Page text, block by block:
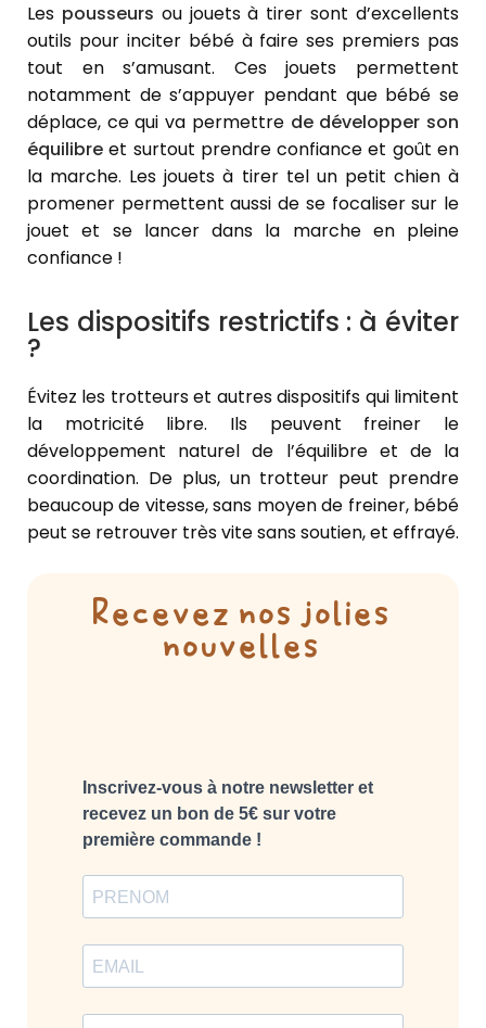
Les pousseurs ou jouets à tirer sont d’excellents
outils pour inciter bébé à faire ses premiers pas
tout en s’amusant. Ces jouets permettent
notamment de s’appuyer pendant que bébé se
déplace, ce qui va permettre de développer son
équilibre et surtout prendre confiance et goût en
la marche. Les jouets à tirer tel un petit chien à
promener permettent aussi de se focaliser sur le
jouet et se lancer dans la marche en pleine
confiance !
Les dispositifs restrictifs : à éviter
?
Évitez les trotteurs et autres dispositifs qui limitent
la motricité libre. Ils peuvent freiner le
développement naturel de l’équilibre et de la
coordination. De plus, un trotteur peut prendre
beaucoup de vitesse, sans moyen de freiner, bébé
peut se retrouver très vite sans soutien, et effrayé.
Recevez nos jolies
nouvelles